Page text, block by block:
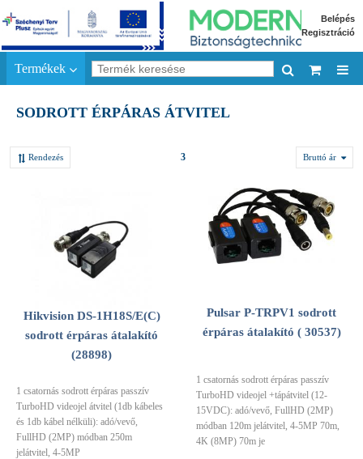
Belépés
Regisztráció
Termékek
SODROTT ÉRPÁRAS ÁTVITEL
Rendezés 3 Bruttó ár
Hikvision DS-1H18S/E(C)
sodrott érpáras átalakító
(28898)
1 csatornás sodrott érpáras passzív
TurboHD videojel átvitel (1db kábeles
és 1db kábel nélküli): adó/vevő,
FullHD (2MP) módban 250m
jelátvitel, 4-5MP
Pulsar P-TRPV1 sodrott
érpáras átalakító ( 30537)
1 csatornás sodrott érpáras passzív
TurboHD videojel +tápátvitel (12-
15VDC): adó/vevő, FullHD (2MP)
módban 120m jelátvitel, 4-5MP 70m,
4K (8MP) 70m je